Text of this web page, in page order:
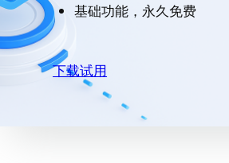
基础功能，永久免费
下载试用